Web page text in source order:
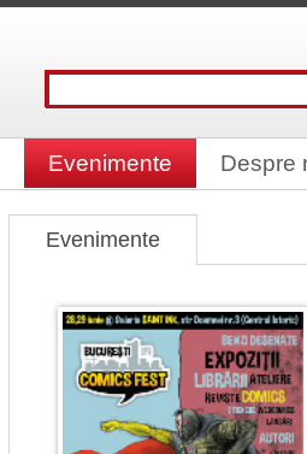
Evenimente Despre
Evenimente